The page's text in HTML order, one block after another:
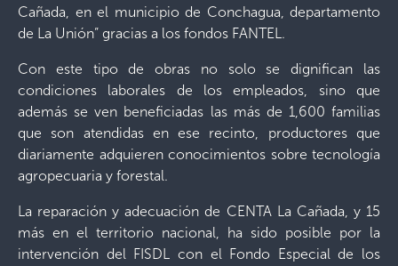
Cañada, en el municipio de Conchagua, departamento
de La Unión” gracias a los fondos FANTEL.
Con este tipo de obras no solo se dignifican las
condiciones laborales de los empleados, sino que
además se ven beneficiadas las más de 1,600 familias
que son atendidas en ese recinto, productores que
diariamente adquieren conocimientos sobre tecnología
agropecuaria y forestal.
La reparación y adecuación de CENTA La Cañada, y 15
más en el territorio nacional, ha sido posible por la
intervención del FISDL con el Fondo Especial de los